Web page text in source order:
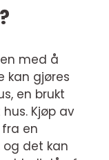
med å
kan gjøres
en brukt
Kjøp av
en
det kan